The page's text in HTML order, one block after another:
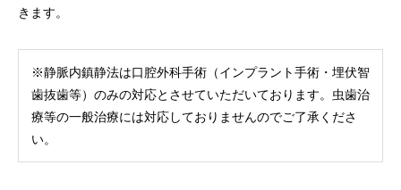
きます。
※静脈内鎮静法は口腔外科手術（インプラント手術・埋伏智
歯抜歯等）のみの対応とさせていただいております。虫歯治
療等の一般治療には対応しておりませんのでご了承くださ
い。